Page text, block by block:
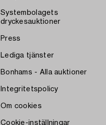
Systembolagets
dryckesauktioner
Press
Lediga tjänster
Bonhams - Alla auktioner
Integritetspolicy
Om cookies
Cookie-inställningar